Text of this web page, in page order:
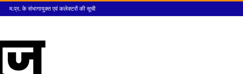
म.प्र. के संभागायुक्त एवं कलेक्टरों की सूची